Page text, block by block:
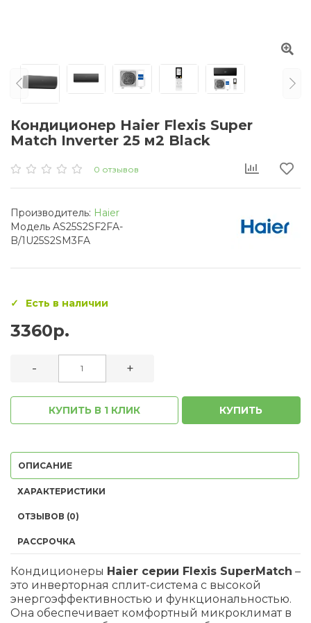
Кондиционер Haier Flexis Super
Match Inverter 25 м2 Black
0 отзывов
Производитель: Haier
Модель AS25S2SF2FA-
B/1U25S2SM3FA
Есть в наличии
3360р.
- +
КУПИТЬ В 1 КЛИК КУПИТЬ
ОПИСАНИЕ
ХАРАКТЕРИСТИКИ
ОТЗЫВОВ (0)
РАССРОЧКА
Кондиционеры Haier серии Flexis SuperMatch –
это инверторная сплит-система с высокой
энергоэффективностью и функциональностью.
Она обеспечивает комфортный микроклимат в